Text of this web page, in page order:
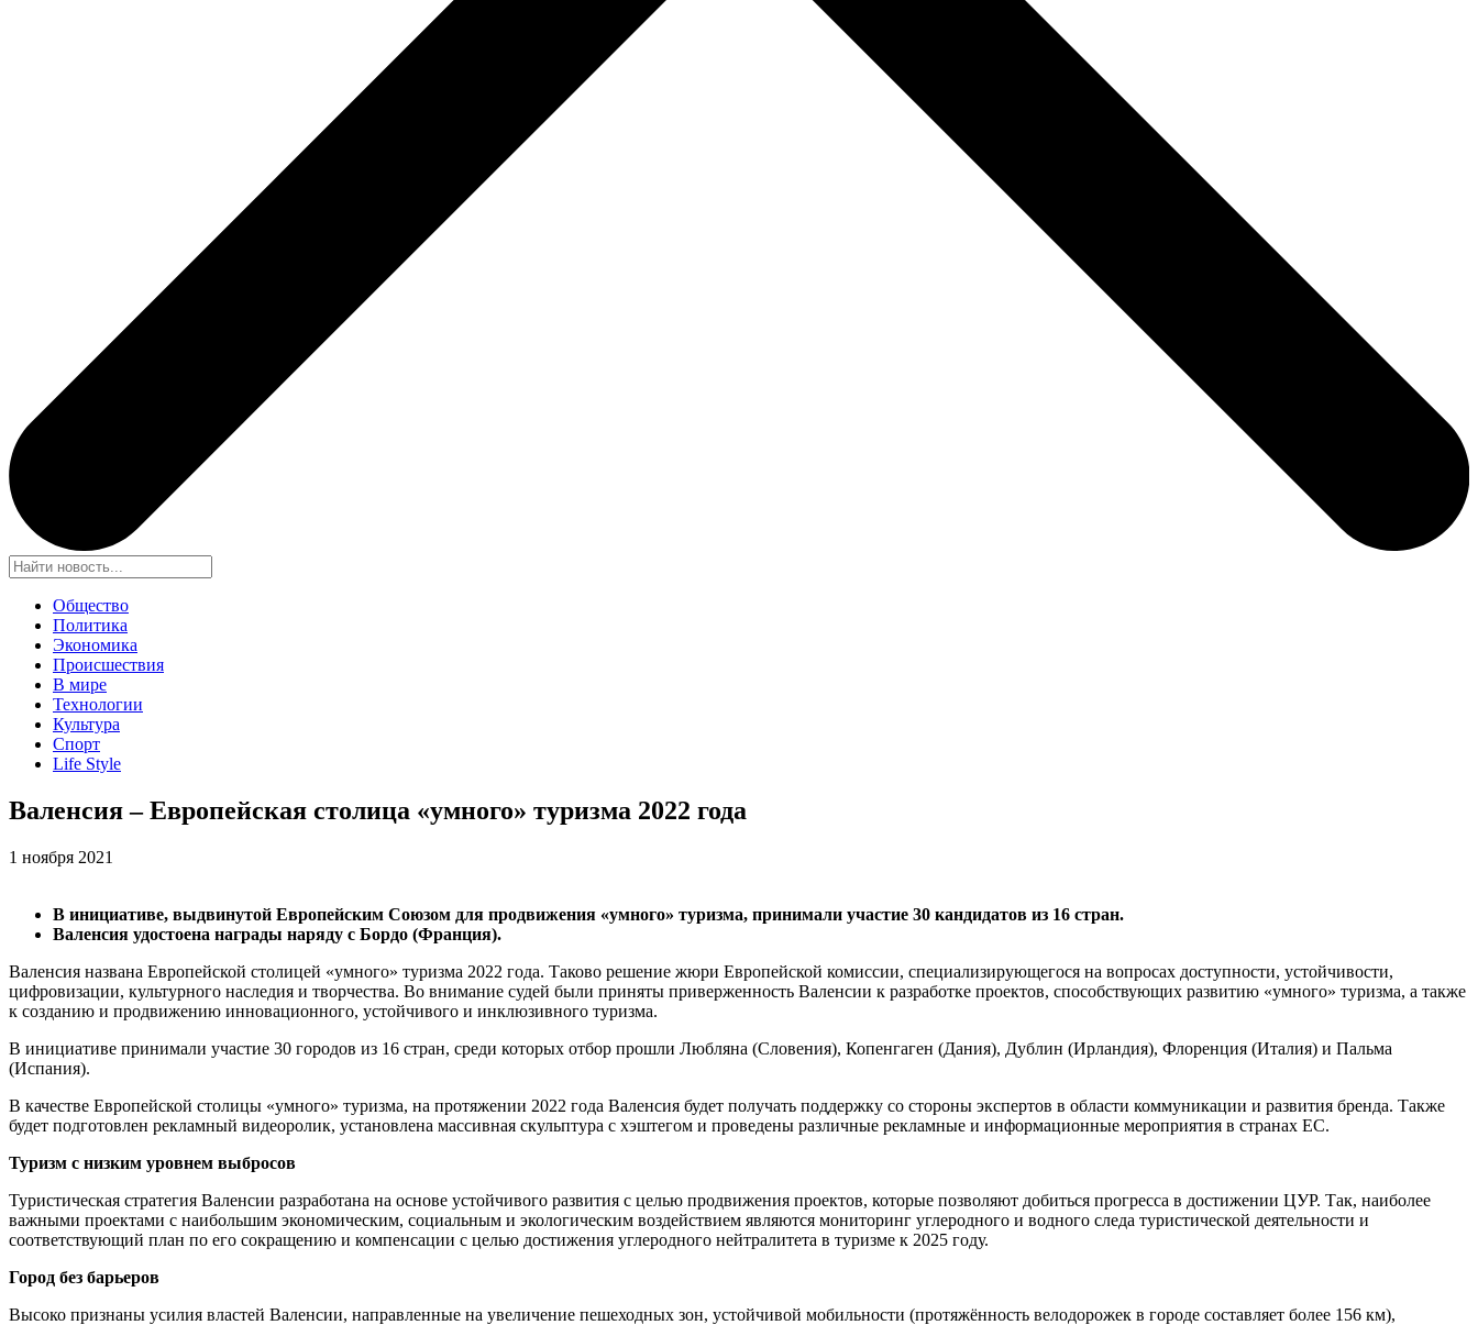
Общество
Политика
Экономика
Происшествия
В мире
Технологии
Культура
Спорт
Life Style
Валенсия – Европейская столица «умного» туризма 2022 года
1 ноября 2021
В инициативе, выдвинутой Европейским Союзом для продвижения «умного» туризма, принимали участие 30 кандидатов из 16 стран.
Валенсия удостоена награды наряду с Бордо (Франция).
Валенсия названа Европейской столицей «умного» туризма 2022 года. Таково решение жюри Европейской комиссии, специализирующегося на вопросах доступности, устойчивости,
цифровизации, культурного наследия и творчества. Во внимание судей были приняты приверженность Валенсии к разработке проектов, способствующих развитию «умного» туризма, а также
к созданию и продвижению инновационного, устойчивого и инклюзивного туризма.
В инициативе принимали участие 30 городов из 16 стран, среди которых отбор прошли Любляна (Словения), Копенгаген (Дания), Дублин (Ирландия), Флоренция (Италия) и Пальма
(Испания).
В качестве Европейской столицы «умного» туризма, на протяжении 2022 года Валенсия будет получать поддержку со стороны экспертов в области коммуникации и развития бренда. Также
будет подготовлен рекламный видеоролик, установлена массивная скульптура с хэштегом и проведены различные рекламные и информационные мероприятия в странах ЕС.
Туризм с низким уровнем выбросов
Туристическая стратегия Валенсии разработана на основе устойчивого развития с целью продвижения проектов, которые позволяют добиться прогресса в достижении ЦУР. Так, наиболее
важными проектами с наибольшим экономическим, социальным и экологическим воздействием являются мониторинг углеродного и водного следа туристической деятельности и
соответствующий план по его сокращению и компенсации с целью достижения углеродного нейтралитета в туризме к 2025 году.
Город без барьеров
Высоко признаны усилия властей Валенсии, направленные на увеличение пешеходных зон, устойчивой мобильности (протяжённость велодорожек в городе составляет более 156 км),